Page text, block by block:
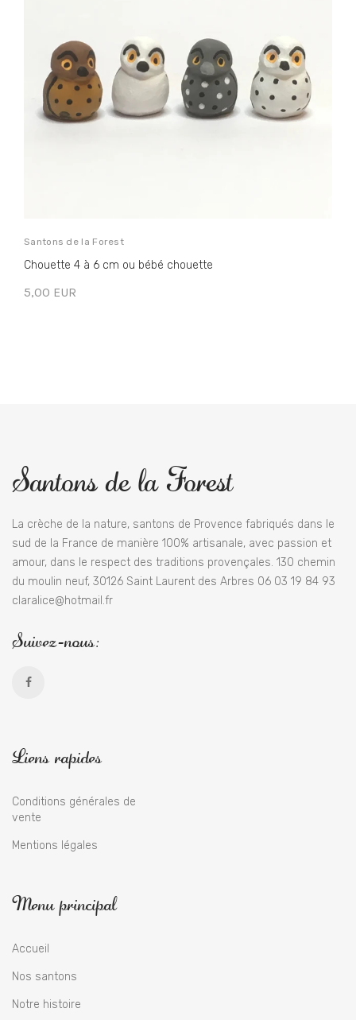
Santons de la Forest
Chouette 4 à 6 cm ou bébé chouette
5,00 EUR
Santons de la Forest
La crèche de la nature, santons de Provence fabriqués dans le
sud de la France de manière 100% artisanale, avec passion et
amour, dans le respect des traditions provençales. 130 chemin
du moulin neuf, 30126 Saint Laurent des Arbres 06 03 19 84 93
claralice@hotmail.fr
Suivez-nous:
Liens rapides
Conditions générales de
vente
Mentions légales
Menu principal
Accueil
Nos santons
Notre histoire